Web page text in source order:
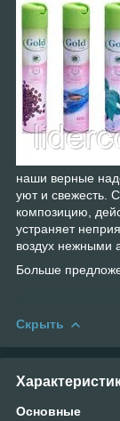
наши верные
уют и свежесть.
композицию,
устраняет
воздух нежными
Больше
Скрыть
Основные